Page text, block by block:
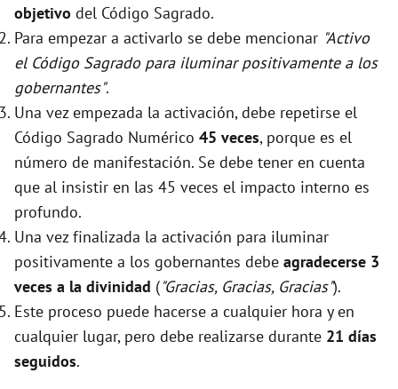
objetivo del Código Sagrado.
Para empezar a activarlo se debe mencionar "Activo
el Código Sagrado para iluminar positivamente a los
gobernantes".
Una vez empezada la activación, debe repetirse el
Código Sagrado Numérico 45 veces, porque es el
número de manifestación. Se debe tener en cuenta
que al insistir en las 45 veces el impacto interno es
profundo.
Una vez finalizada la activación para iluminar
positivamente a los gobernantes debe agradecerse 3
veces a la divinidad ("Gracias, Gracias, Gracias").
Este proceso puede hacerse a cualquier hora y en
cualquier lugar, pero debe realizarse durante 21 días
seguidos.